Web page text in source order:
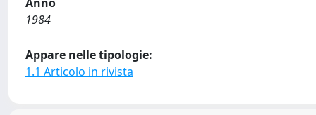
1984
Appare nelle tipologie:
1.1 Articolo in rivista